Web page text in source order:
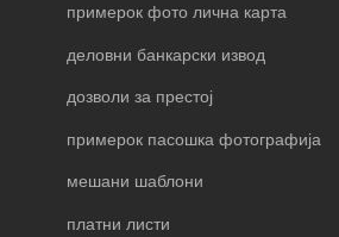
примерок фото лична карта
деловни банкарски извод
дозволи за престој
примерок пасошка фотографија
мешани шаблони
платни листи